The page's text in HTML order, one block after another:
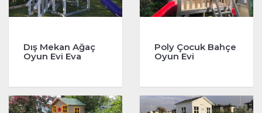
Dış Mekan Ağaç
Oyun Evi Eva
Poly Çocuk Bahçe
Oyun Evi